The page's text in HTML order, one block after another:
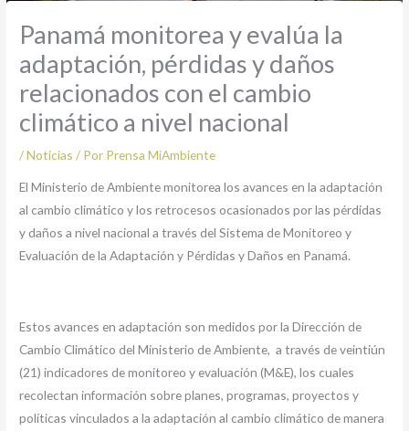
Panamá monitorea y evalúa la
adaptación, pérdidas y daños
relacionados con el cambio
climático a nivel nacional
/Noticias / Por Prensa MiAmbiente
El Ministerio de Ambiente monitorea los avances en la adaptación
al cambio climático y los retrocesos ocasionados por las pérdidas
y daños a nivel nacional a través del Sistema de Monitoreo y
Evaluación de la Adaptación y Pérdidas y Daños en Panamá.
Estos avances en adaptación son medidos por la Dirección de
Cambio Climático del Ministerio de Ambiente, a través de veintiún
(21) indicadores de monitoreo y evaluación (M&E), los cuales
recolectan información sobre planes, programas, proyectos y
políticas vinculados a la adaptación al cambio climático de manera